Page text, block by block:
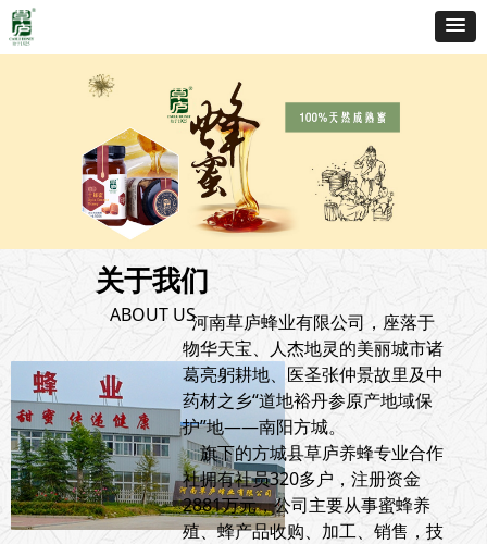
关于我们
ABOUT US河南草庐蜂业有限公司，座落于
物华天宝、人杰地灵的美丽城市诸
葛亮躬耕地、医圣张仲景故里及中
药材之乡“道地裕丹参原产地域保
护”地——南阳方城。
旗下的方城县草庐养蜂专业合作
社拥有社员320多户，注册资金
2881万元，公司主要从事蜜蜂养
殖、蜂产品收购、加工、销售，技